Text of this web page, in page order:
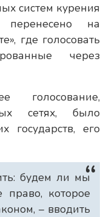
систем курения
перенесено на
где голосовать
через
голосование,
сетях, было
государств, его
будем ли мы
право, которое
– вводить